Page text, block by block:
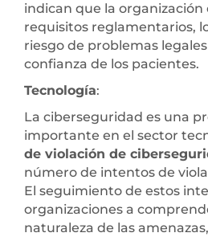
indican que la organización
requisitos reglamentarios,
riesgo de problemas
confianza de los pacientes.
Tecnología:
La ciberseguridad es una
importante en el sector
de violación de
número de intentos de
El seguimiento de estos
organizaciones a
naturaleza de las